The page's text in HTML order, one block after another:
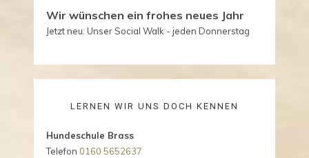
Wir wünschen ein frohes neues Jahr
Jetzt neu: Unser Social Walk - jeden Donnerstag
LERNEN WIR UNS DOCH KENNEN
Hundeschule Brass
Telefon 0160 5652637